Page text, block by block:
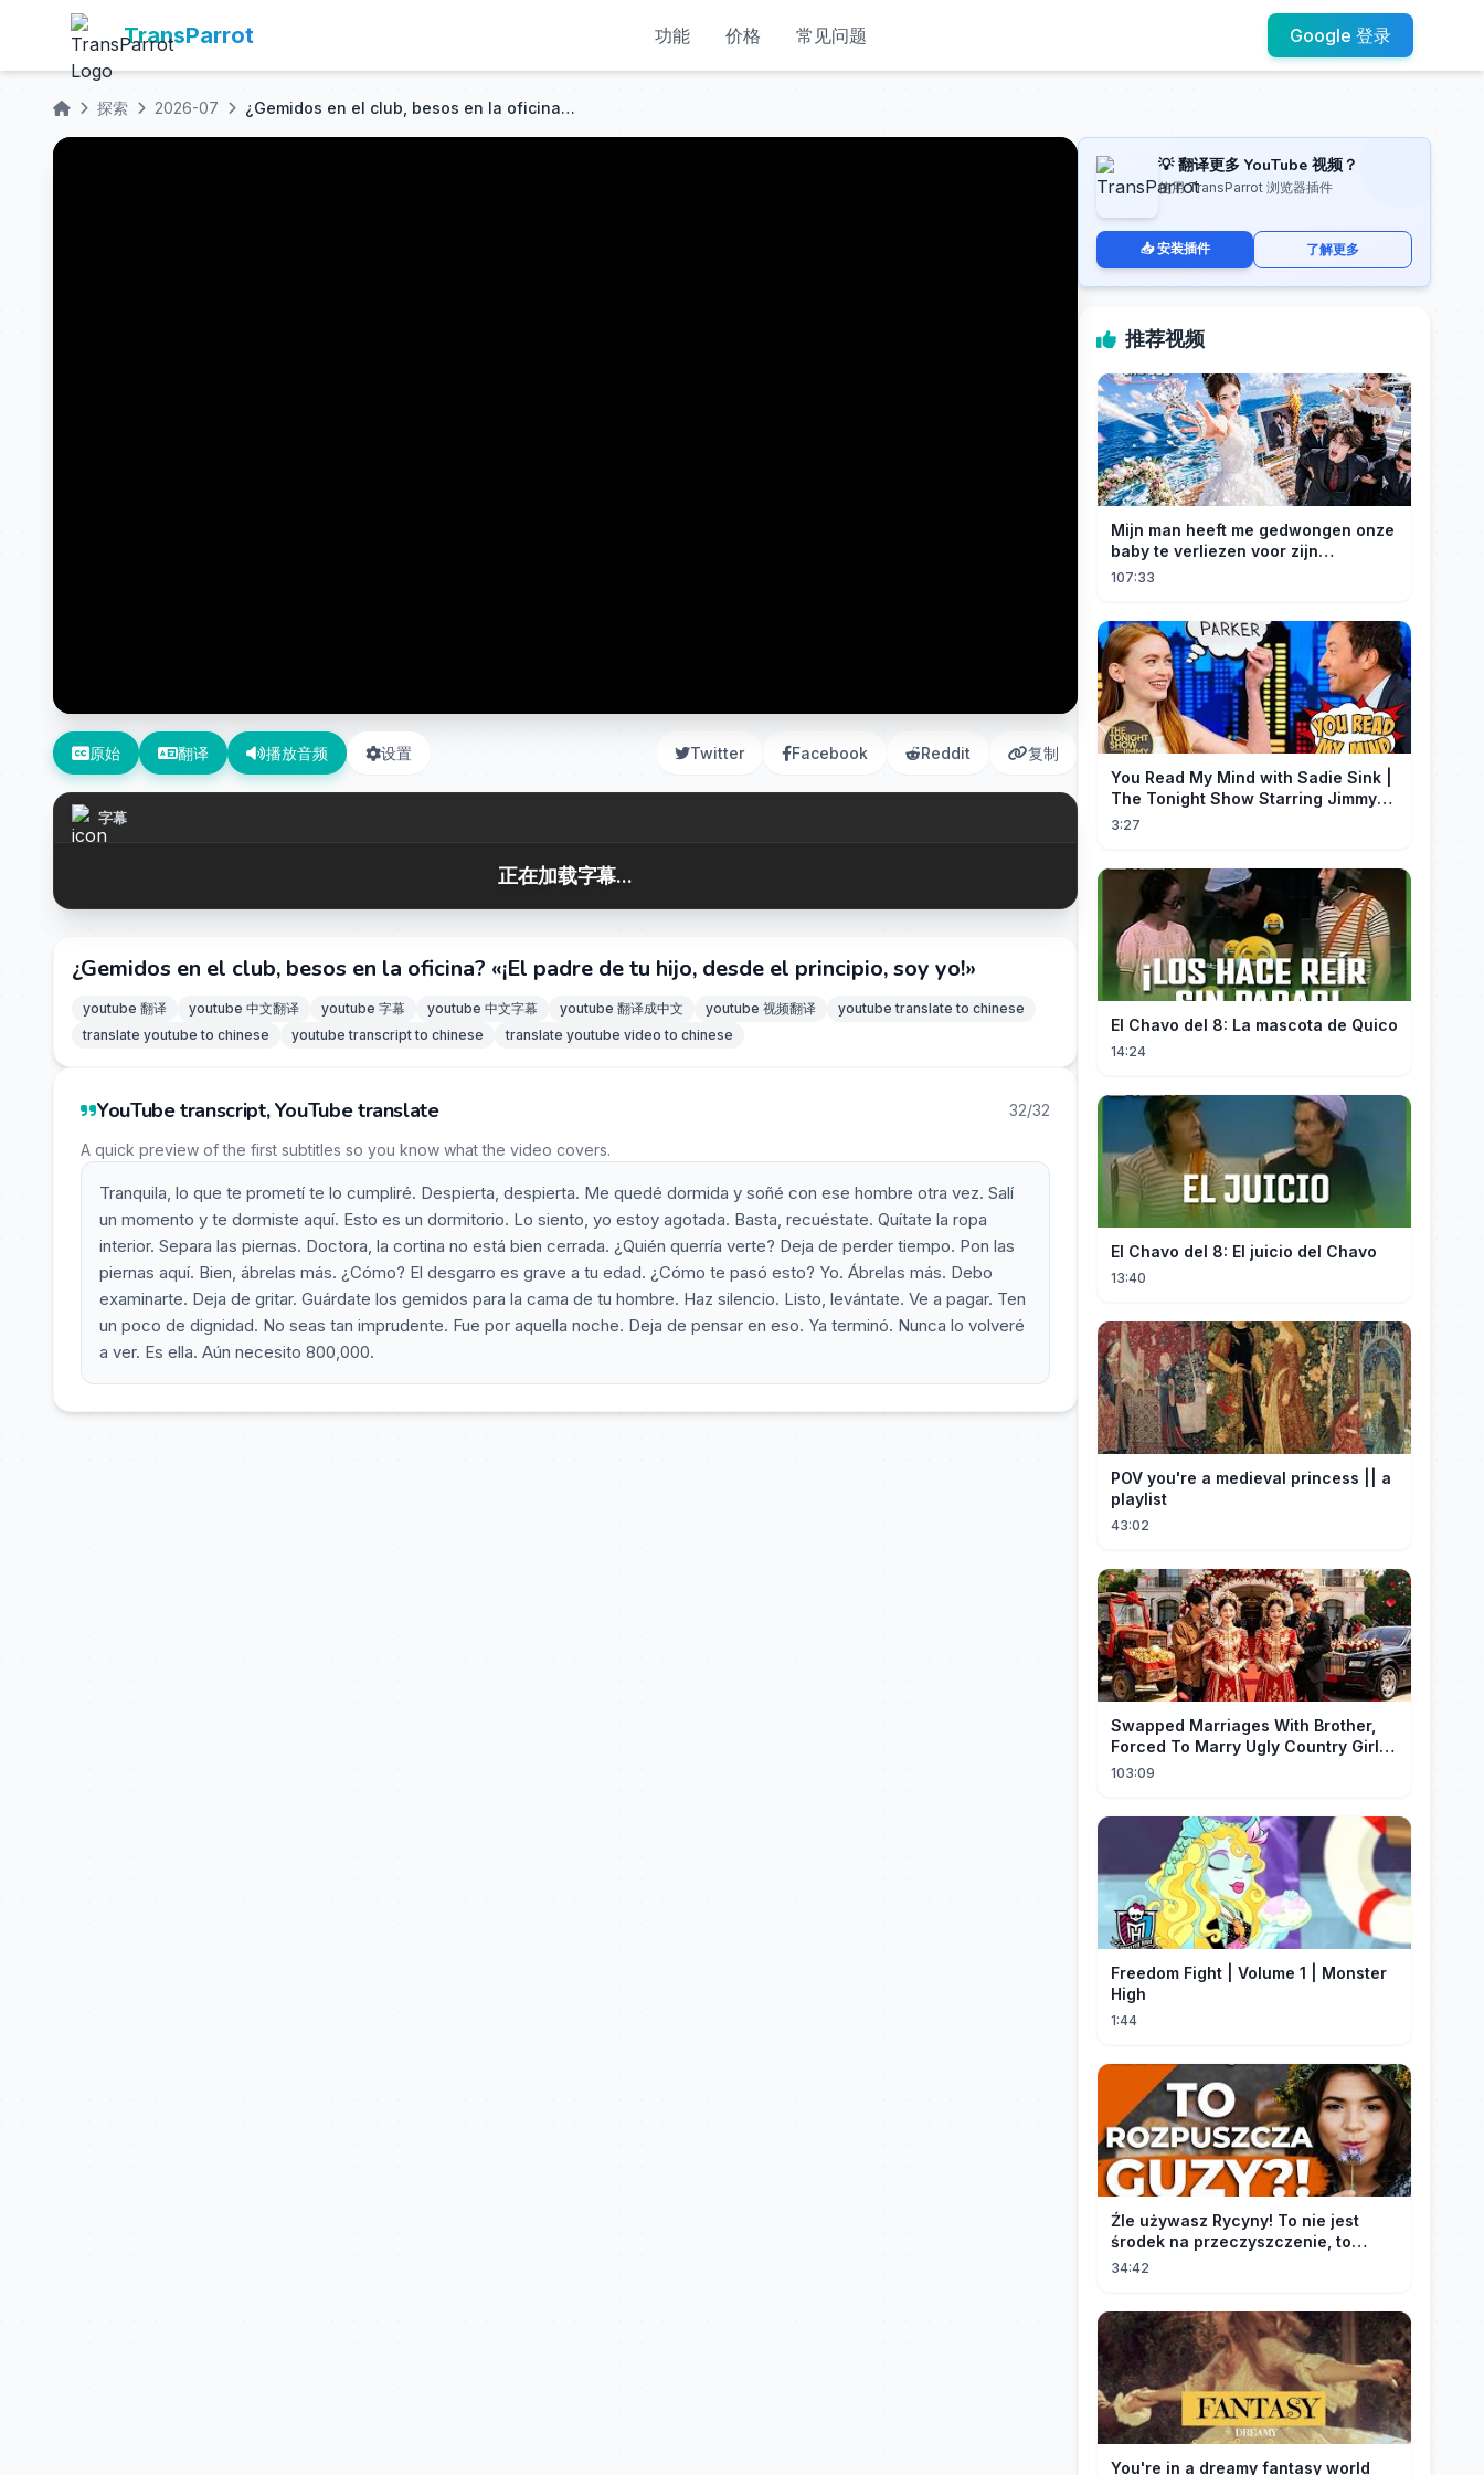
TransParrot 功能 价格 常见问题 Google 登录
探索 2026-07 ¿Gemidos en el club, besos en la oficina? «¡El padre de tu hijo, desde el principio, soy yo!»
原始 翻译 播放音频 设置 Twitter Facebook Reddit 复制
字幕
正在加载字幕...
¿Gemidos en el club, besos en la oficina? «¡El padre de tu hijo, desde el principio, soy yo!»
youtube 翻译 youtube 中文翻译 youtube 字幕 youtube 中文字幕 youtube 翻译成中文 youtube 视频翻译
youtube translate to chinese
translate youtube to chinese
youtube transcript to chinese translate youtube video to chinese
YouTube transcript, YouTube translate 32/32
A quick preview of the first subtitles so you know what the video covers.
Tranquila, lo que te prometí te lo cumpliré. Despierta, despierta. Me quedé dormida y soñé con ese hombre otra vez. Salí
un momento y te dormiste aquí. Esto es un dormitorio. Lo siento, yo estoy agotada. Basta, recuéstate. Quítate la ropa
interior. Separa las piernas. Doctora, la cortina no está bien cerrada. ¿Quién querría verte? Deja de perder tiempo. Pon las
piernas aquí. Bien, ábrelas más. ¿Cómo? El desgarro es grave a tu edad. ¿Cómo te pasó esto? Yo. Ábrelas más. Debo
examinarte. Deja de gritar. Guárdate los gemidos para la cama de tu hombre. Haz silencio. Listo, levántate. Ve a pagar. Ten
un poco de dignidad. No seas tan imprudente. Fue por aquella noche. Deja de pensar en eso. Ya terminó. Nunca lo volveré
a ver. Es ella. Aún necesito 800,000.
💡 翻译更多 YouTube 视频？
使用 TransParrot 浏览器插件
📥 安装插件 了解更多
推荐视频
Mijn man heeft me gedwongen onze
baby te verliezen voor zijn
maîtresse! Ik heb mijn ring in zee
107:33
You Read My Mind with Sadie Sink |
The Tonight Show Starring Jimmy
Fallon
3:27
El Chavo del 8: La mascota de Quico
14:24
El Chavo del 8: El juicio del Chavo
13:40
POV you're a medieval princess || a
playlist
43:02
Swapped Marriages With Brother,
Forced To Marry Ugly Country Girl—
He's A Gorgeous Billionaire CEO!
103:09
Freedom Fight | Volume 1 | Monster
High
1:44
Źle używasz Rycyny! To nie jest
środek na przeczyszczenie, to
potężny "rozpuszczalnik".
34:42
You're in a dreamy fantasy world